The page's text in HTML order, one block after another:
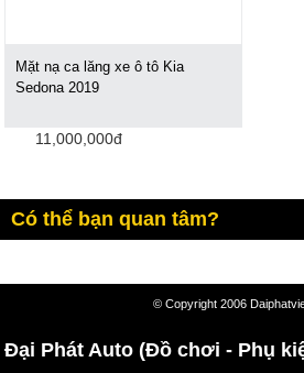
Mặt nạ ca lăng xe ô tô Kia
Sedona 2019
11,000,000đ
Có thể bạn quan tâm?
© Copyright 2006
Đại Phát Auto (Đồ chơi - Phụ